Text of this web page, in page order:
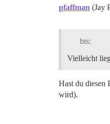
pfaffman (Jay
bts:
Vielleicht
Hast du diesen
wird).